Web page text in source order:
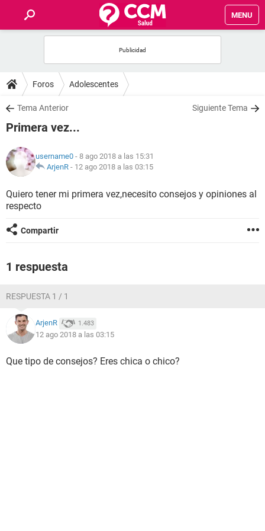
MENU
FOROS
SALUD
NUTRICIÓN
BIENESTAR
SEXUALIDAD
Foros Adolescentes
Tema Anterior Siguiente Tema
Primera vez...
username0 - 8 ago 2018 a las 15:31
ArjenR - 12 ago 2018 a las 03:15
Quiero tener mi primera vez,necesito consejos y opiniones al
respecto
Compartir
1 respuesta
RESPUESTA 1 / 1
ArjenR 1.483
12 ago 2018 a las 03:15
Que tipo de consejos? Eres chica o chico?